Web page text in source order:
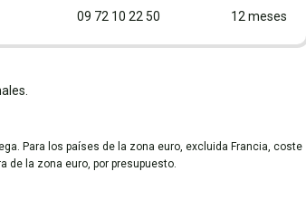
09 72 10 22 50 12 meses
Para los países de la zona euro, excluida Francia, coste
de la zona euro, por presupuesto.